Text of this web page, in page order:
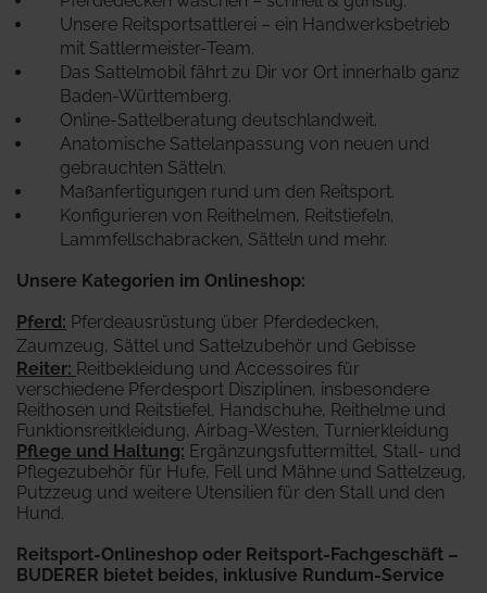
Unsere Reitsportsattlerei – ein Handwerksbetrieb
mit Sattlermeister-Team.
Das Sattelmobil fährt zu Dir vor Ort innerhalb ganz
Baden-Württemberg.
Online-Sattelberatung deutschlandweit.
Anatomische Sattelanpassung von neuen und
gebrauchten Sätteln.
Maßanfertigungen rund um den Reitsport.
Konfigurieren von Reithelmen, Reitstiefeln,
Lammfellschabracken, Sätteln und mehr.
Unsere Kategorien im Onlineshop:
Pferd: Pferdeausrüstung über Pferdedecken,
Zaumzeug, Sättel und Sattelzubehör und Gebisse
Reiter: Reitbekleidung und Accessoires für
verschiedene Pferdesport Disziplinen, insbesondere
Reithosen und Reitstiefel, Handschuhe, Reithelme und
Funktionsreitkleidung, Airbag-Westen, Turnierkleidung
Pflege und Haltung: Ergänzungsfuttermittel, Stall- und
Pflegezubehör für Hufe, Fell und Mähne und Sattelzeug,
Putzzeug und weitere Utensilien für den Stall und den
Hund.
Reitsport-Onlineshop oder Reitsport-Fachgeschäft –
BUDERER bietet beides, inklusive Rundum-Service